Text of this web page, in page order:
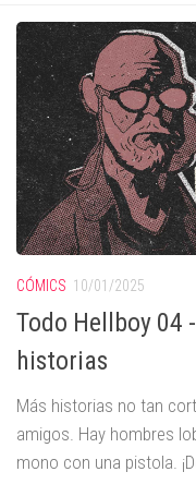
CÓMICS 10/01/2025
Todo Hellboy 04
historias
Más historias no tan
amigos. Hay hombres
mono con una pistola.